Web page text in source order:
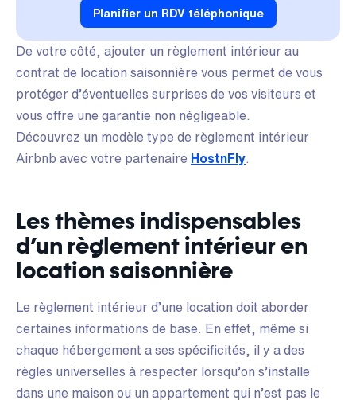
Planifier un RDV téléphonique
De votre côté, ajouter un règlement intérieur au
contrat de location saisonnière vous permet de vous
protéger d’éventuelles surprises de vos visiteurs et
vous offre une garantie non négligeable.
Découvrez un modèle type de règlement intérieur
Airbnb avec votre partenaire HostnFly
Les thèmes indispensables
d’un règlement intérieur en
location saisonnière
Le règlement intérieur d’une location doit aborder
certaines informations de base. En effet, même si
chaque hébergement a ses spécificités, il y a des
règles universelles à respecter lorsqu’on s’installe
dans une maison ou un appartement qui n’est pas le